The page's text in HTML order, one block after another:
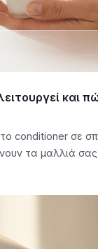
και
conditioner σε
τα μαλλιά σας.